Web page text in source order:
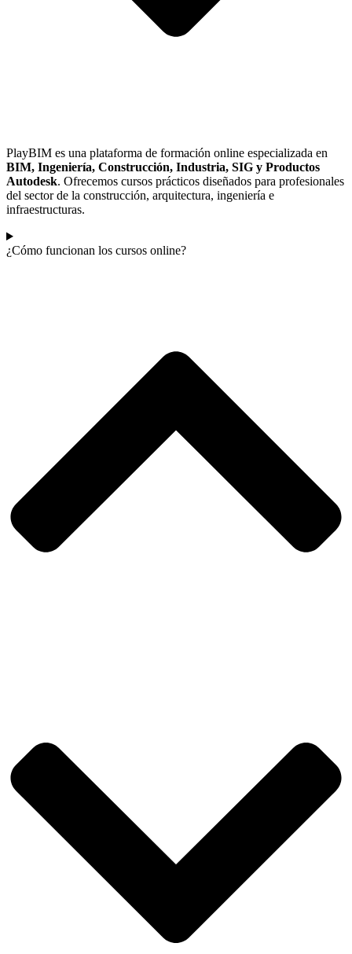
PlayBIM es una plataforma de formación online especializada en
BIM, Ingeniería, Construcción, Industria, SIG y Productos
Autodesk. Ofrecemos cursos prácticos diseñados para profesionales
del sector de la construcción, arquitectura, ingeniería e
infraestructuras.
¿Cómo funcionan los cursos online?